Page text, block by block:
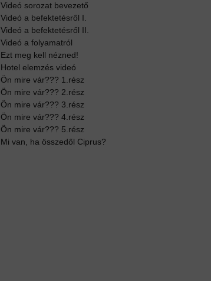
Videó sorozat bevezető
Videó a befektetésről I.
Videó a befektetésről II.
Videó a folyamatról
Ezt meg kell nézned!
Hotel elemzés videó
Ön mire vár??? 1.rész
Ön mire vár??? 2.rész
Ön mire vár??? 3.rész
Ön mire vár??? 4.rész
Ön mire vár??? 5.rész
Mi van, ha összedől Ciprus?